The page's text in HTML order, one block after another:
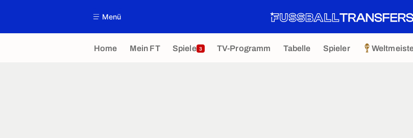
Menü
Home Mein FT Spiele 3 TV-Programm Tabelle Spieler